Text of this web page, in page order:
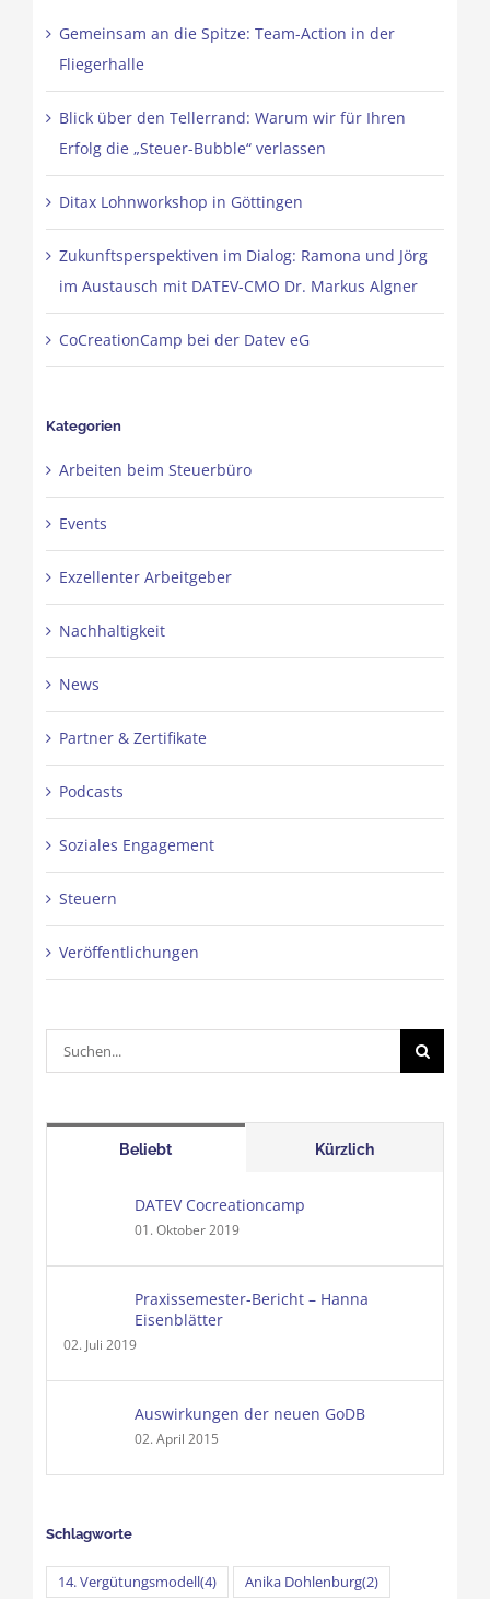
Gemeinsam an die Spitze: Team-Action in der
Fliegerhalle
Blick über den Tellerrand: Warum wir für Ihren
Erfolg die „Steuer-Bubble“ verlassen
Ditax Lohnworkshop in Göttingen
Zukunftsperspektiven im Dialog: Ramona und Jörg
im Austausch mit DATEV-CMO Dr. Markus Algner
CoCreationCamp bei der Datev eG
Kategorien
Arbeiten beim Steuerbüro
Events
Exzellenter Arbeitgeber
Nachhaltigkeit
News
Partner & Zertifikate
Podcasts
Soziales Engagement
Steuern
Veröffentlichungen
Suche
nach:
Beliebt Kürzlich
DATEV Cocreationcamp
01. Oktober 2019
Praxissemester-Bericht – Hanna
Eisenblätter
02. Juli 2019
Auswirkungen der neuen GoDB
02. April 2015
Schlagworte
14. Vergütungsmodell(4) Anika Dohlenburg(2)